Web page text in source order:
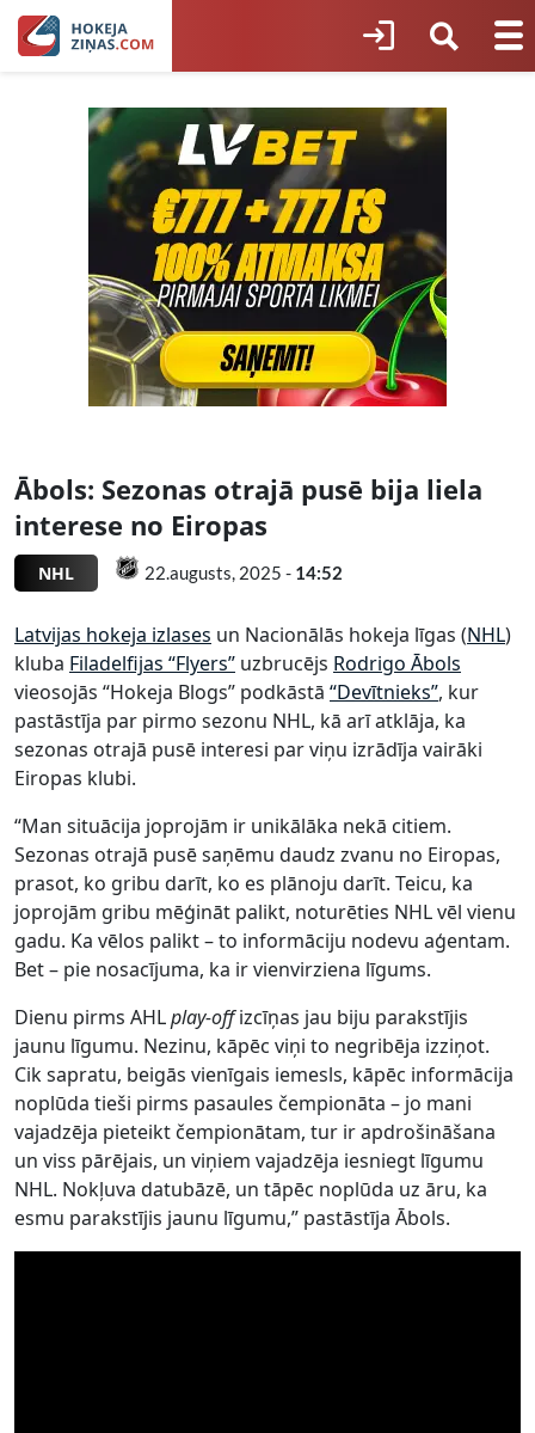
Ābols: Sezonas otrajā pusē bija liela
interese no Eiropas
NHL 22.augusts, 2025 - 14:52
Latvijas hokeja izlases un Nacionālās hokeja līgas (NHL)
kluba Filadelfijas “Flyers” uzbrucējs Rodrigo Ābols
vieosojās “Hokeja Blogs” podkāstā “Devītnieks”, kur
pastāstīja par pirmo sezonu NHL, kā arī atklāja, ka
sezonas otrajā pusē interesi par viņu izrādīja vairāki
Eiropas klubi.
“Man situācija joprojām ir unikālāka nekā citiem.
Sezonas otrajā pusē saņēmu daudz zvanu no Eiropas,
prasot, ko gribu darīt, ko es plānoju darīt. Teicu, ka
joprojām gribu mēģināt palikt, noturēties NHL vēl vienu
gadu. Ka vēlos palikt – to informāciju nodevu aģentam.
Bet – pie nosacījuma, ka ir vienvirziena līgums.
Dienu pirms AHLplay-offizcīņas jau biju parakstījis
jaunu līgumu. Nezinu, kāpēc viņi to negribēja izziņot.
Cik sapratu, beigās vienīgais iemesls, kāpēc informācija
noplūda tieši pirms pasaules čempionāta – jo mani
vajadzēja pieteikt čempionātam, tur ir apdrošināšana
un viss pārējais, un viņiem vajadzēja iesniegt līgumu
NHL. Nokļuva datubāzē, un tāpēc noplūda uz āru, ka
esmu parakstījis jaunu līgumu,” pastāstīja Ābols.